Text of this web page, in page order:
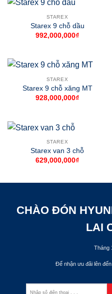
STAREX
Starex 9 chỗ dầu
992,000,000₫
STAREX
Starex 9 chỗ xăng MT
928,000,000₫
STAREX
Starex van 3 chỗ
629,000,000₫
CHÀO ĐÓN
LAI
Tháng
Để nhận ưu đãi lên đến